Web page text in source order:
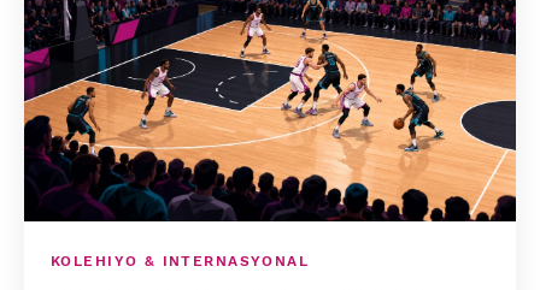
KOLEHIYO & INTERNASYONAL